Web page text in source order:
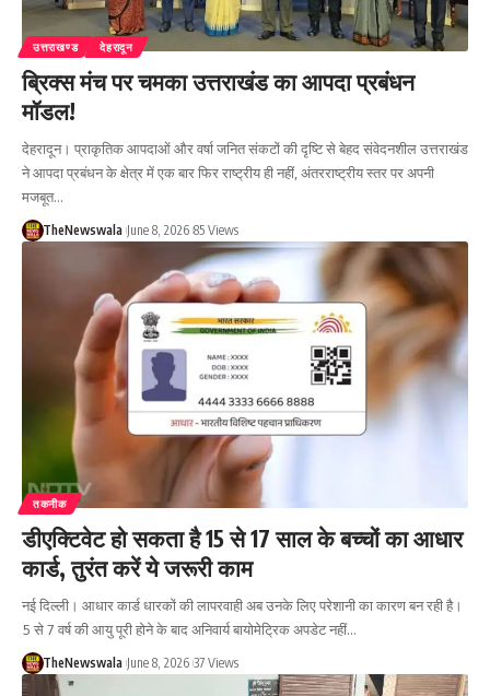
उत्तराखण्ड देहरादून
ब्रिक्स मंच पर चमका उत्तराखंड का आपदा प्रबंधन
मॉडल!
देहरादून। प्राकृतिक आपदाओं और वर्षा जनित संकटों की दृष्टि से बेहद संवेदनशील उत्तराखंड
ने आपदा प्रबंधन के क्षेत्र में एक बार फिर राष्ट्रीय ही नहीं, अंतरराष्ट्रीय स्तर पर अपनी
मजबूत…
TheNewswala June 8, 2026 85 Views
तकनीक
डीएक्टिवेट हो सकता है 15 से 17 साल के बच्चों का आधार
कार्ड, तुरंत करें ये जरूरी काम
नई दिल्ली। आधार कार्ड धारकों की लापरवाही अब उनके लिए परेशानी का कारण बन रही है।
5 से 7 वर्ष की आयु पूरी होने के बाद अनिवार्य बायोमेट्रिक अपडेट नहीं…
TheNewswala June 8, 2026 37 Views